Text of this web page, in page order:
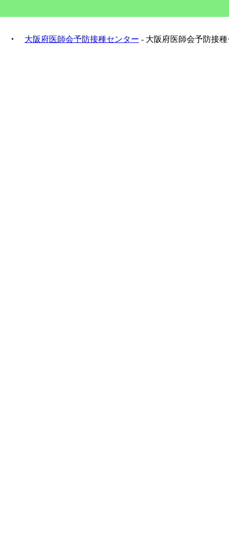
・ 大阪府医師会予防接種センター - 大阪府医師会予防接